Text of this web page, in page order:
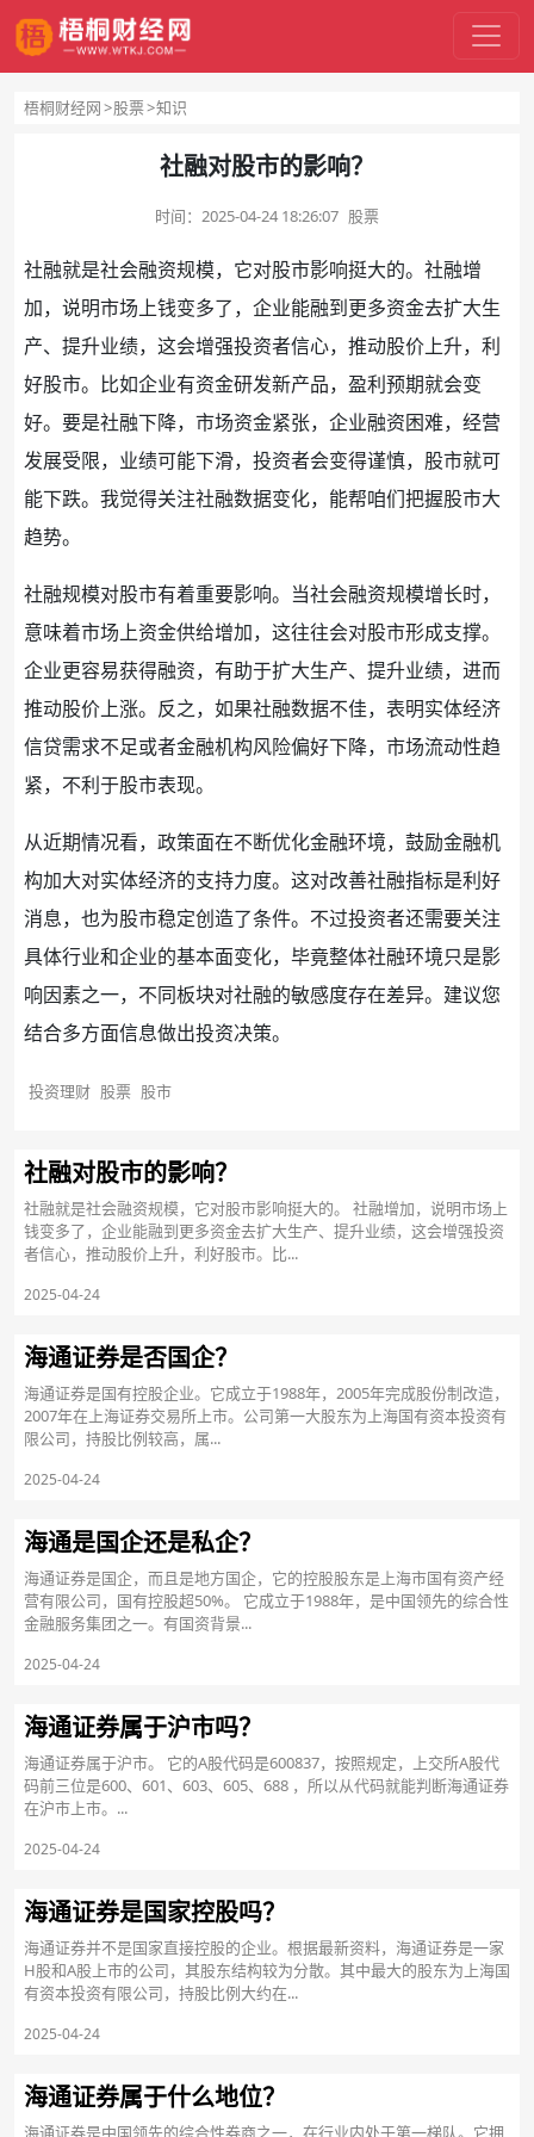
梧桐财经网 股票 知识
社融对股市的影响？
时间： 2025-04-24 18:26:07 股票
社融就是社会融资规模，它对股市影响挺大的。社融增
加，说明市场上钱变多了，企业能融到更多资金去扩大生
产、提升业绩，这会增强投资者信心，推动股价上升，利
好股市。比如企业有资金研发新产品， 盈利预期就会变
好。要是社融下降，市场资金紧张， 企业融资困难，经营
发展受限，业绩可能下滑，投资者会变得谨慎，股市就可
能下跌。我觉得关注社融数据变化，能帮咱们把握股市大
趋势。
社融规模对股市有着重要影响。当社会融资规模增长时，
意味着市场上资金供给增加，这往往会对股市形成支撑。
企业更容易获得融资，有助于扩大生产、提升业绩，进而
推动股价上涨。反之，如果社融数据不佳，表明实体经济
信贷需求不足或者金融机构风险偏好下降，市场流动性趋
紧，不利于股市表现。
从近期情况看，政策面在不断优化金融环境，鼓励金融机
构加大对实体经济的支持力度。这对改善社融指标是利好
消息，也为股市稳定创造了条件。不过投资者还需要关注
具体行业和企业的基本面变化，毕竟整体社融环境只是影
响因素之一，不同板块对社融的敏感度存在差异。建议您
结合多方面信息做出投资决策。
投资理财 股票 股市
社融对股市的影响？
社融就是社会融资规模，它对股市影响挺大的。 社融增加，说明市场上
钱变多了，企业能融到更多资金去扩大生产、提升业绩，这会增强投资
者信心，推动股价上升，利好股市。比...
2025-04-24
海通证券是否国企？
海通证券是国有控股企业。它成立于1988年，2005年完成股份制改造，
2007年在上海证券交易所上市。公司第一大股东为上海国有资本投资有
限公司，持股比例较高，属...
2025-04-24
海通是国企还是私企？
海通证券是国企，而且是地方国企，它的控股股东是上海市国有资产经
营有限公司，国有控股超50%。 它成立于1988年，是中国领先的综合性
金融服务集团之一。有国资背景...
2025-04-24
海通证券属于沪市吗？
海通证券属于沪市。 它的A股代码是600837，按照规定，上交所A股代
码前三位是600、601、603、605、688 ，所以从代码就能判断海通证券
在沪市上市。...
2025-04-24
海通证券是国家控股吗？
海通证券并不是国家直接控股的企业。根据最新资料，海通证券是一家
H股和A股上市的公司，其股东结构较为分散。其中最大的股东为上海国
有资本投资有限公司，持股比例大约在...
2025-04-24
海通证券属于什么地位？
海通证券是中国领先的综合性券商之一，在行业内处于第一梯队。它拥